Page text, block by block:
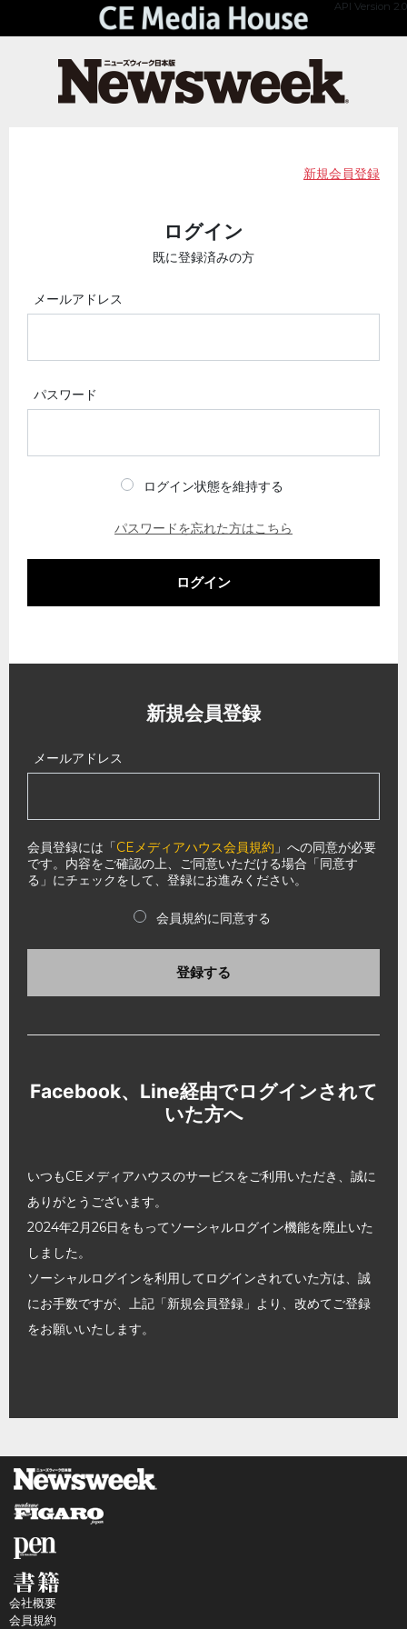
API Version 2.0
新規会員登録
ログイン
既に登録済みの方
メールアドレス
パスワード
ログイン状態を維持する
パスワードを忘れた方はこちら
ログイン
新規会員登録
メールアドレス
会員登録には「CEメディアハウス会員規約 」への同意が必要
です。内容をご確認の上、ご同意いただける場合「同意す
る」にチェックをして、登録にお進みください。
会員規約に同意する
登録する
Facebook、Line経由でログインされて
いた方へ
いつもCEメディアハウスのサービスをご利用いただき、誠に
ありがとうございます。
2024年2月26日をもってソーシャルログイン機能を廃止いた
しました。
ソーシャルログインを利用してログインされていた方は、誠
にお手数ですが、上記「新規会員登録」より、改めてご登録
をお願いいたします。
会社概要
会員規約